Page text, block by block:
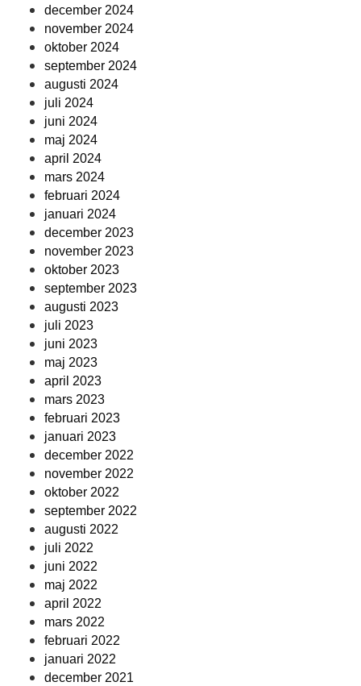
december 2024
november 2024
oktober 2024
september 2024
augusti 2024
juli 2024
juni 2024
maj 2024
april 2024
mars 2024
februari 2024
januari 2024
december 2023
november 2023
oktober 2023
september 2023
augusti 2023
juli 2023
juni 2023
maj 2023
april 2023
mars 2023
februari 2023
januari 2023
december 2022
november 2022
oktober 2022
september 2022
augusti 2022
juli 2022
juni 2022
maj 2022
april 2022
mars 2022
februari 2022
januari 2022
december 2021